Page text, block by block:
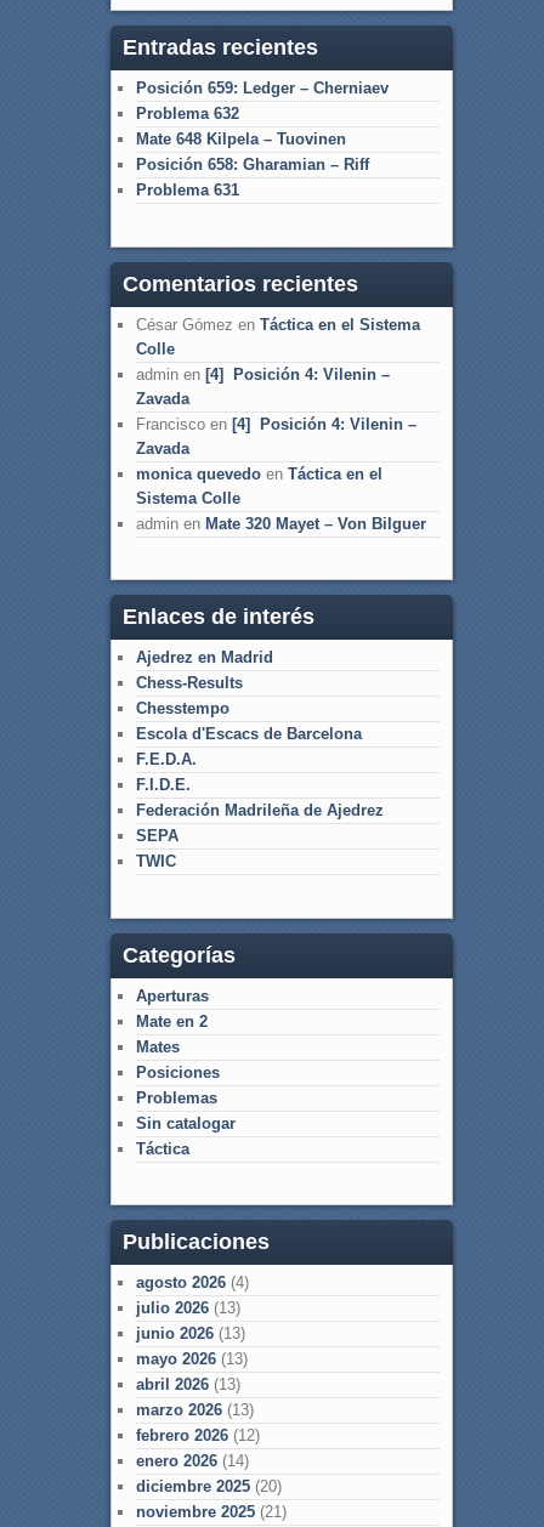
Entradas recientes
Posición 659: Ledger – Cherniaev
Problema 632
Mate 648 Kilpela – Tuovinen
Posición 658: Gharamian – Riff
Problema 631
Comentarios recientes
César Gómez en Táctica en el Sistema
Colle
adminen [4] Posición 4: Vilenin –
Zavada
Franciscoen [4] Posición 4: Vilenin –
Zavada
monica quevedoen Táctica en el
Sistema Colle
adminen Mate 320 Mayet – Von Bilguer
Enlaces de interés
Ajedrez en Madrid
Chess-Results
Chesstempo
Escola d'Escacs de Barcelona
F.E.D.A.
F.I.D.E.
Federación Madrileña de Ajedrez
SEPA
TWIC
Categorías
Aperturas
Mate en 2
Mates
Posiciones
Problemas
Sin catalogar
Táctica
Publicaciones
agosto 2026(4)
julio 2026(13)
junio 2026(13)
mayo 2026(13)
abril 2026(13)
marzo 2026(13)
febrero 2026(12)
enero 2026(14)
diciembre 2025(20)
noviembre 2025(21)